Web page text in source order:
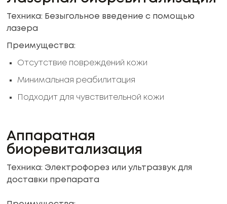
Техника: Безыгольное введение с помощью
лазера
Преимущества:
Отсутствие повреждений кожи
Минимальная реабилитация
Подходит для чувствительной кожи
Аппаратная
биоревитализация
Техника: Электрофорез или ультразвук для
доставки препарата